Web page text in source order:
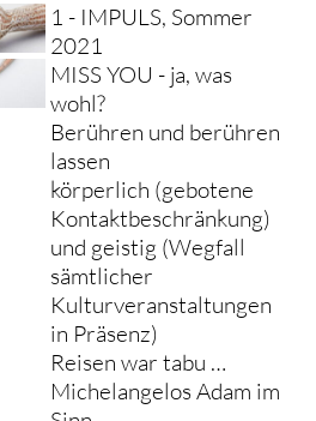
1 - IMPULS, Sommer
2021
MISS YOU - ja, was
wohl?
Berühren und berühren
lassen
körperlich (gebotene
Kontaktbeschränkung)
und geistig (Wegfall
sämtlicher
Kulturveranstaltungen
in Präsenz)
Reisen war tabu …
Michelangelos Adam im